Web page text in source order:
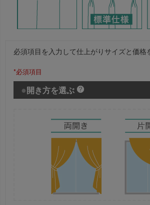
必須項目を入力して仕上がりサイズと価格
*必須項目
開き方を選ぶ